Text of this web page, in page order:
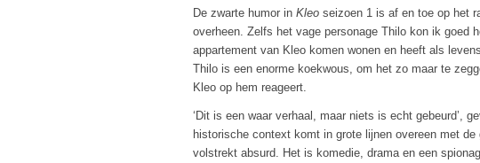
De zwarte humor in Kleo seizoen 1 is af en toe op het
overheen. Zelfs het vage personage Thilo kon ik goed
appartement van Kleo komen wonen en heeft als
Thilo is een enorme koekwous, om het zo maar te
Kleo op hem reageert.
‘Dit is een waar verhaal, maar niets is echt gebeurd’,
historische context komt in grote lijnen overeen met
volstrekt absurd. Het is komedie, drama en een